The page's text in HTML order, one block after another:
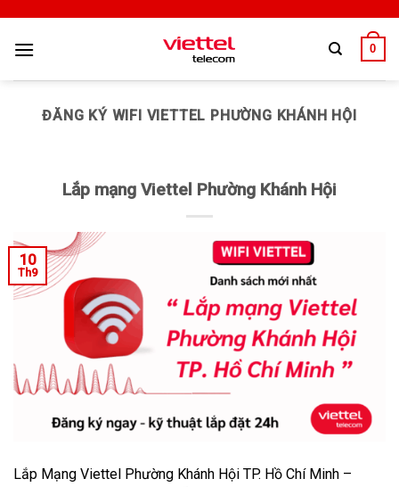
0
ĐĂNG KÝ WIFI VIETTEL PHƯỜNG KHÁNH HỘI
Lắp mạng Viettel Phường Khánh Hội
10
Th9
Lắp Mạng Viettel Phường Khánh Hội TP. Hồ Chí Minh –